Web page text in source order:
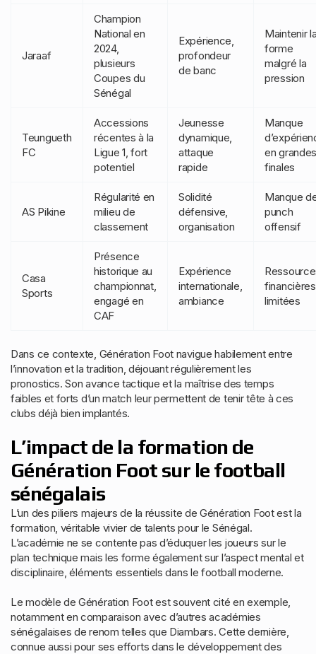
Jaraaf
Champion
National en
2024,
plusieurs
Coupes du
Sénégal
Expérience,
profondeur
de banc
Maintenir
forme
malgré la
pression
Teungueth
FC
Accessions
récentes à la
Ligue 1, fort
potentiel
Jeunesse
dynamique,
attaque
rapide
Manque
en grandes
finales
AS Pikine
Régularité en
milieu de
classement
Solidité
défensive,
organisation
Manque
punch
offensif
Casa
Sports
Présence
historique au
championnat,
engagé en
CAF
Expérience
internationale,
ambiance
financières
limitées
Dans ce contexte, Génération Foot navigue habilement entre
l’innovation et la tradition, déjouant régulièrement les
pronostics. Son avance tactique et la maîtrise des temps
faibles et forts d’un match leur permettent de tenir tête à ces
clubs déjà bien implantés.
L’impact de la formation de
Génération Foot sur le football
sénégalais
L’un des piliers majeurs de la réussite de Génération Foot est la
formation, véritable vivier de talents pour le Sénégal.
L’académie ne se contente pas d’éduquer les joueurs sur le
plan technique mais les forme également sur l’aspect mental et
disciplinaire, éléments essentiels dans le football moderne.
Le modèle de Génération Foot est souvent cité en exemple,
notamment en comparaison avec d’autres académies
sénégalaises de renom telles que Diambars. Cette dernière,
connue aussi pour ses efforts dans le développement des